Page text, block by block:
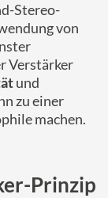
Stereo-
von
Verstärker
und
zu einer
machen.
Prinzip